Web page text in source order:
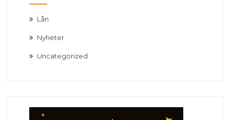
Lån
Nyheter
Uncategorized